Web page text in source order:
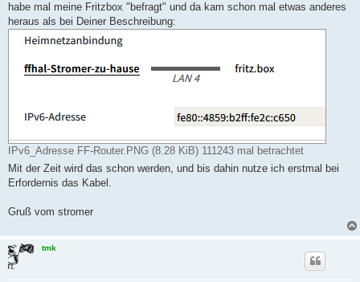
habe mal meine Fritzbox "befragt" und da kam schon mal etwas anderes
heraus als bei Deiner Beschreibung:
IPv6_Adresse FF-Router.PNG (8.28 KiB) 111243 mal betrachtet
Mit der Zeit wird das schon werden, und bis dahin nutze ich erstmal bei
Erfordernis das Kabel.
Gruß vom stromer
tmk